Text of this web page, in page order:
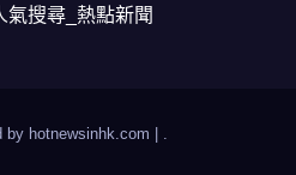
氣搜尋_熱點新聞
by hotnewsinhk.com |